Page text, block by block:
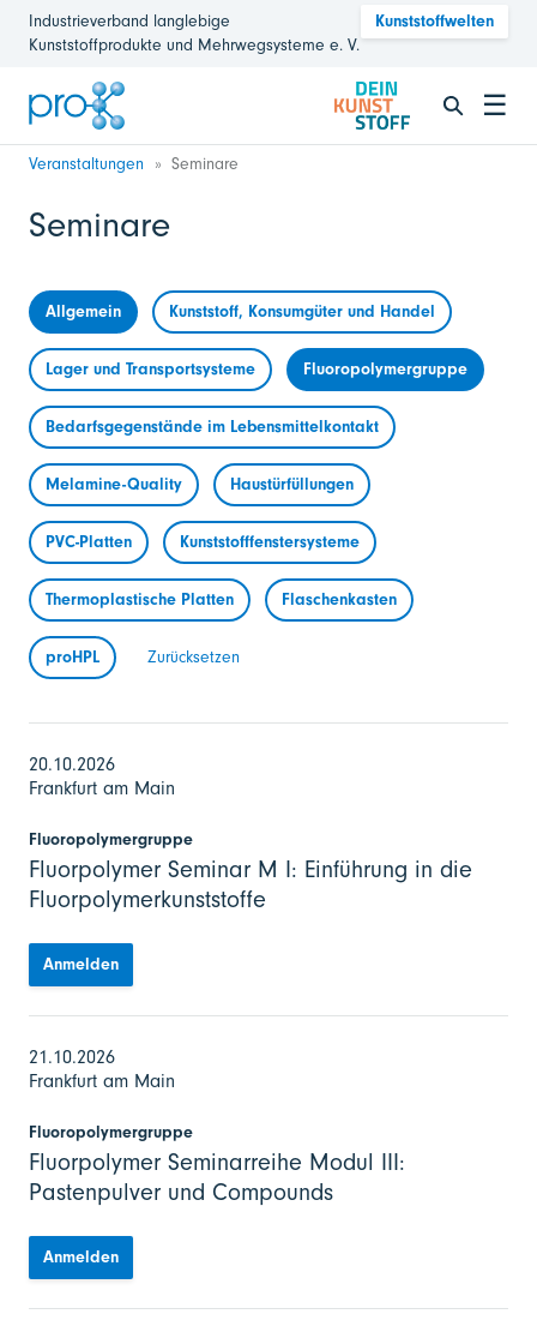
Industrieverband langlebige
Kunststoffprodukte und Mehrwegsysteme e. V.
Kunststoffwelten
☰
Veranstaltungen Seminare
Seminare
Allgemein Kunststoff, Konsumgüter und Handel
Lager und Transportsysteme Fluoropolymergruppe
Bedarfsgegenstände im Lebensmittelkontakt
Melamine-Quality Haustürfüllungen
PVC-Platten Kunststofffenstersysteme
Thermoplastische Platten Flaschenkasten
proHPL Zurücksetzen
20.10.2026
Frankfurt am Main
Fluoropolymergruppe
Fluorpolymer Seminar M I: Einführung in die
Fluorpolymerkunststoffe
Anmelden
21.10.2026
Frankfurt am Main
Fluoropolymergruppe
Fluorpolymer Seminarreihe Modul III:
Pastenpulver und Compounds
Anmelden